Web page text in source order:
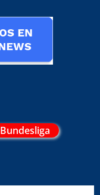
Bundesliga